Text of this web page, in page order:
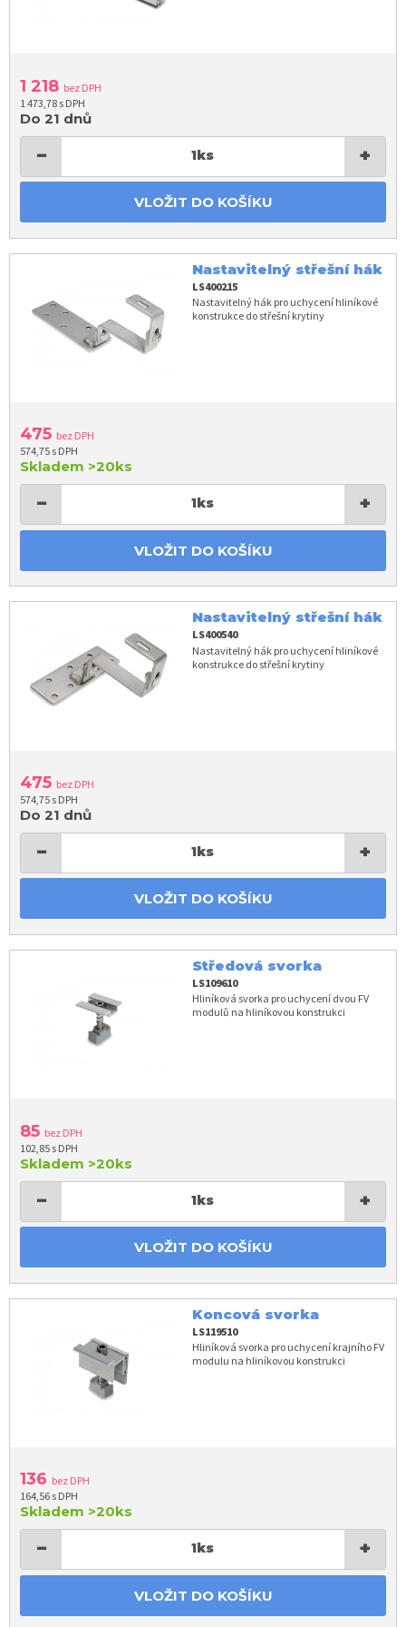
1 218 bez DPH
1 473,78 s DPH
Do 21 dnů
− 1ks +
VLOŽIT DO KOŠÍKU
Nastavitelný střešní hák
LS400215
Nastavitelný hák pro uchycení hliníkové
konstrukce do střešní krytiny
475 bez DPH
574,75 s DPH
Skladem >20ks
− 1ks +
VLOŽIT DO KOŠÍKU
Nastavitelný střešní hák
LS400540
Nastavitelný hák pro uchycení hliníkové
konstrukce do střešní krytiny
475 bez DPH
574,75 s DPH
Do 21 dnů
− 1ks +
VLOŽIT DO KOŠÍKU
Středová svorka
LS109610
Hliníková svorka pro uchycení dvou FV
modulů na hliníkovou konstrukci
85 bez DPH
102,85 s DPH
Skladem >20ks
− 1ks +
VLOŽIT DO KOŠÍKU
Koncová svorka
LS119510
Hliníková svorka pro uchycení krajního FV
modulu na hliníkovou konstrukci
136 bez DPH
164,56 s DPH
Skladem >20ks
− 1ks +
VLOŽIT DO KOŠÍKU